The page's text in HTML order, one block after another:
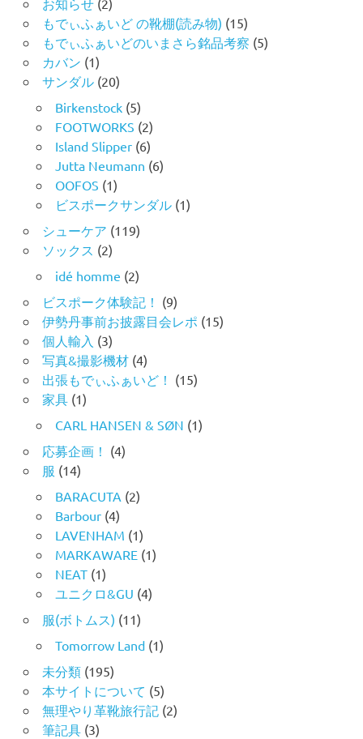
もでぃふぁいど の靴棚(読み物) (15)
もでぃふぁいどのいまさら銘品考察 (5)
カバン (1)
サンダル(20)
Birkenstock(5)
FOOTWORKS (2)
Island Slipper(6)
Jutta Neumann (6)
OOFOS (1)
ビスポークサンダル(1)
シューケア (119)
ソックス (2)
idé homme (2)
ビスポーク体験記！ (9)
伊勢丹事前お披露目会レポ (15)
個人輸入 (3)
写真&撮影機材(4)
出張もでぃふぁいど！ (15)
家具(1)
CARL HANSEN & SØN (1)
応募企画！ (4)
服 (14)
BARACUTA (2)
Barbour(4)
LAVENHAM (1)
MARKAWARE(1)
NEAT(1)
ユニクロ&GU (4)
服(ボトムス) (11)
Tomorrow Land(1)
未分類(195)
本サイトについて (5)
無理やり革靴旅行記 (2)
筆記具(3)